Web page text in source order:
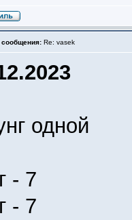
сообщения: Re: vasek
одной
- 7
- 7